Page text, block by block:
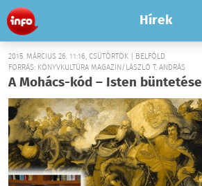
Hírek
2015. MÁRCIUS 26. 11:16, CSÜTÖRTÖK | BELFÖLD
FORRÁS: KÖNYVKULTÚRA MAGAZIN/LÁSZLÓ T. ANDRÁS
A Mohács-kód – Isten büntetése